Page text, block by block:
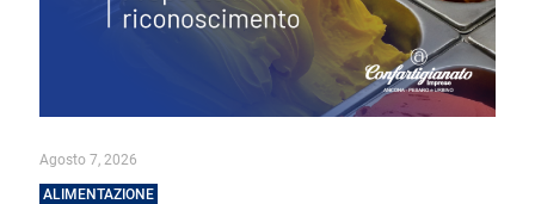
Agosto 7, 2026
ALIMENTAZIONE